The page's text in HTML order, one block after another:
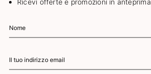
Ricevi offerte e promozioni in anteprima